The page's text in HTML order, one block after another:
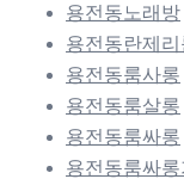
용전동노래방
용전동란제리
용전동룸사롱
용전동룸살롱
용전동룸싸롱
용전동룸싸롱